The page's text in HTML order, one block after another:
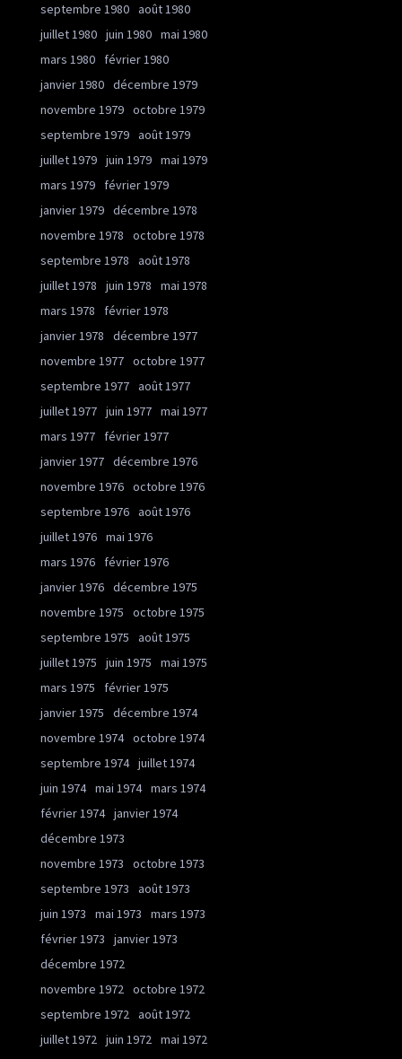
septembre 1980 août 1980
juillet 1980 juin 1980 mai 1980
mars 1980
février 1980
janvier 1980 décembre 1979
novembre 1979 octobre 1979
septembre 1979 août 1979
juillet 1979 juin 1979 mai 1979
mars 1979
février 1979
janvier 1979 décembre 1978
novembre 1978
octobre 1978
septembre 1978
août 1978
juillet 1978
juin 1978
mai 1978
mars 1978
février 1978
janvier 1978
décembre 1977
novembre 1977 octobre 1977
septembre 1977 août 1977
juillet 1977 juin 1977 mai 1977
mars 1977
février 1977
janvier 1977 décembre 1976
novembre 1976 octobre 1976
septembre 1976 août 1976
juillet 1976 mai 1976
mars 1976
février 1976
janvier 1976 décembre 1975
novembre 1975
octobre 1975
septembre 1975
août 1975
juillet 1975
juin 1975
mai 1975
mars 1975
février 1975
janvier 1975
décembre 1974
novembre 1974 octobre 1974
septembre 1974 juillet 1974
juin 1974 mai 1974 mars 1974
février 1974 janvier 1974
décembre 1973
novembre 1973
octobre 1973
septembre 1973
août 1973
juin 1973
mai 1973
mars 1973
février 1973
janvier 1973
décembre 1972
novembre 1972 octobre 1972
septembre 1972 août 1972
juillet 1972 juin 1972 mai 1972